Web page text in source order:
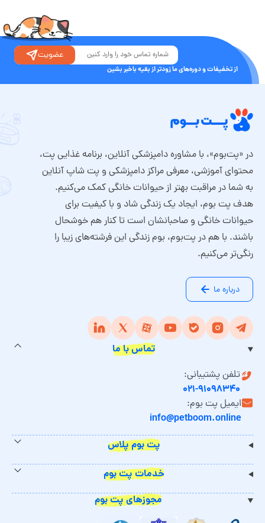
از تخفیفات و دوره‌های ما زودتر از بقیه باخبر بشین
عضویت
در «پت‌بوم»، با مشاوره دامپزشکی آنلاین، برنامه غذایی پت،
محتوای آموزشی، معرفی مراکز دامپزشکی و پت شاپ آنلاین
به شما در مراقبت بهتر از حیوانات خانگی کمک می‌کنیم.
هدف پت بوم، ایجاد یک زندگی شاد و با کیفیت برای
حیوانات خانگی و صاحبانشان است تا کنار هم خوشحال
باشند. با هم در پت‌بوم، بوم زندگی این فرشته‌های زیبا را
رنگی‌تر می‌کنیم.
درباره ما
تماس با ما
تلفن پشتیبانی:
۰۲۱-۹۱۰۹۸۳۴۰
ایمیل پت بوم:
info@petboom.online
پت بوم پلاس
خدمات پت بوم
مجوزهای پت بوم